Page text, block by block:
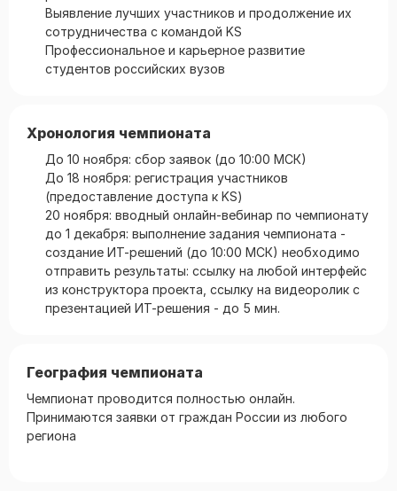
Выявление лучших участников и продолжение их
сотрудничества с командой KS
Профессиональное и карьерное развитие
студентов российских вузов
Хронология чемпионата
До 10 ноября: сбор заявок (до 10:00 МСК)
До 18 ноября: регистрация участников
(предоставление доступа к KS)
20 ноября: вводный онлайн-вебинар по чемпионату
до 1 декабря: выполнение задания чемпионата -
создание ИТ-решений (до 10:00 МСК) необходимо
отправить результаты: ссылку на любой интерфейс
из конструктора проекта, ссылку на видеоролик с
презентацией ИТ-решения - до 5 мин.
География чемпионата
Чемпионат проводится полностью онлайн.
Принимаются заявки от граждан России из любого
региона